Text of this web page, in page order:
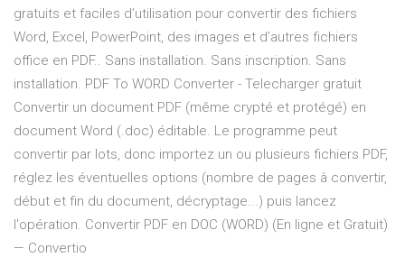
gratuits et faciles d’utilisation pour convertir des fichiers
Word, Excel, PowerPoint, des images et d’autres fichiers
office en PDF.. Sans installation. Sans inscription. Sans
installation. PDF To WORD Converter - Telecharger gratuit
Convertir un document PDF (même crypté et protégé) en
document Word (.doc) éditable. Le programme peut
convertir par lots, donc importez un ou plusieurs fichiers PDF,
réglez les éventuelles options (nombre de pages à convertir,
début et fin du document, décryptage...) puis lancez
l'opération. Convertir PDF en DOC (WORD) (En ligne et Gratuit)
— Convertio